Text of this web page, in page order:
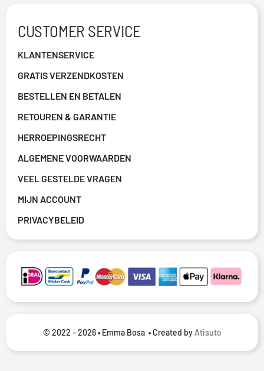
CUSTOMER SERVICE
KLANTENSERVICE
GRATIS VERZENDKOSTEN
BESTELLEN EN BETALEN
RETOUREN & GARANTIE
HERROEPINGSRECHT
ALGEMENE VOORWAARDEN
VEEL GESTELDE VRAGEN
MIJN ACCOUNT
PRIVACYBELEID
© 2022 – 2026 • Emma Bosa • Created byAtisuto